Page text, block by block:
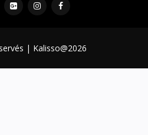
| Kalisso@2026